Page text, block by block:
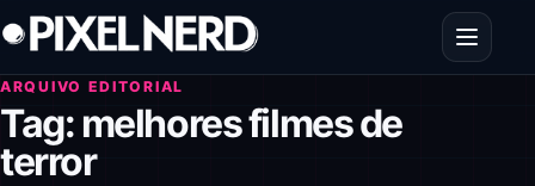
Pular para o conteúdo
Abrir
ARQUIVO EDITORIAL
Tag: melhores filmes de
terror